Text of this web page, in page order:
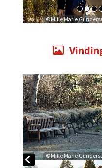
© Mille Marie

© Mille Marie